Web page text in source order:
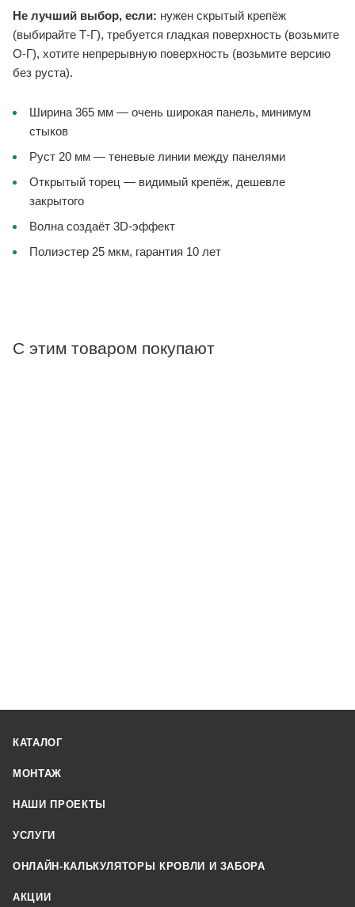
Не лучший выбор, если: нужен скрытый крепёж
(выбирайте Т-Г), требуется гладкая поверхность (возьмите
О-Г), хотите непрерывную поверхность (возьмите версию
без руста).
Ширина 365 мм — очень широкая панель, минимум
стыков
Руст 20 мм — теневые линии между панелями
Открытый торец — видимый крепёж, дешевле
закрытого
Волна создаёт 3D-эффект
Полиэстер 25 мкм, гарантия 10 лет
С этим товаром покупают
КАТАЛОГ
МОНТАЖ
НАШИ ПРОЕКТЫ
УСЛУГИ
ОНЛАЙН-КАЛЬКУЛЯТОРЫ КРОВЛИ И ЗАБОРА
АКЦИИ